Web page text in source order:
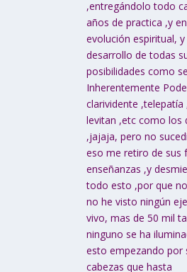
,entregándolo todo
años de practica ,y
evolución espiritual, y
desarrollo de todas
posibilidades como
Inherentemente
clarividente ,telepatía
levitan ,etc como los
,jajaja, pero no
eso me retiro de sus
enseñanzas ,y
todo esto ,por que
no he visto ningún
vivo, mas de 50 mil
ninguno se ha
esto empezando por
cabezas que hasta